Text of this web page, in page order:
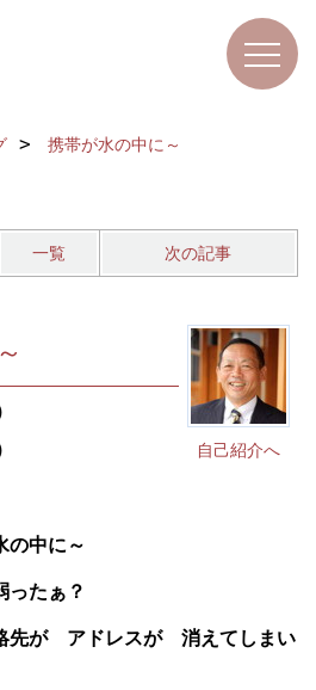
携帯が水の中に～
一覧 次の記事
自己紹介へ
の中に～
ったぁ？
が アドレスが 消えてしまい